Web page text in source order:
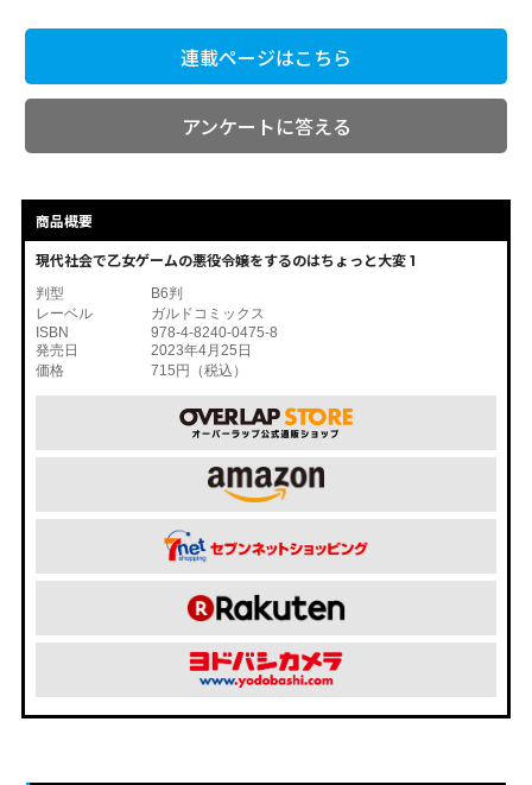
連載ページはこちら
アンケートに答える
商品概要
現代社会で乙女ゲームの悪役令嬢をするのはちょっと大変 1
判型
B6判
レーベル
ガルドコミックス
ISBN
978-4-8240-0475-8
発売日
2023年4月25日
価格
715円（税込）